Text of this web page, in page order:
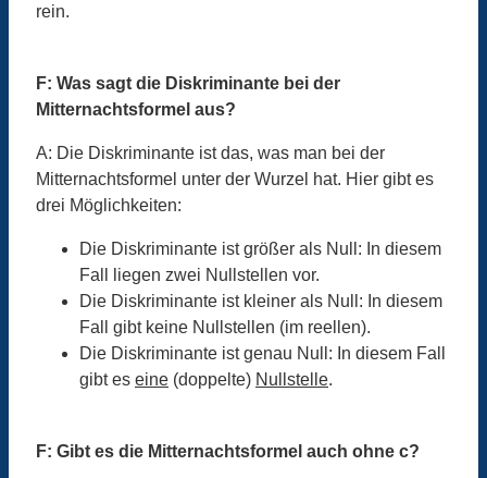
rein.
F: Was sagt die Diskriminante bei der
Mitternachtsformel aus?
A: Die Diskriminante ist das, was man bei der
Mitternachtsformel unter der Wurzel hat. Hier gibt es
drei Möglichkeiten:
Die Diskriminante ist größer als Null: In diesem
Fall liegen zwei Nullstellen vor.
Die Diskriminante ist kleiner als Null: In diesem
Fall gibt keine Nullstellen (im reellen).
Die Diskriminante ist genau Null: In diesem Fall
gibt es eine (doppelte) Nullstelle.
F: Gibt es die Mitternachtsformel auch ohne c?